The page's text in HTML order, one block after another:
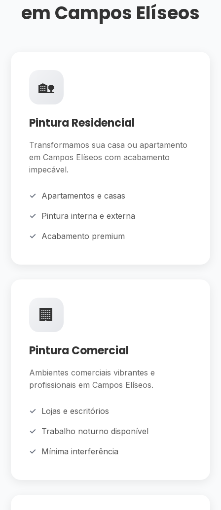
em Campos Elíseos
🏡
Pintura Residencial
Transformamos sua casa ou apartamento
em Campos Elíseos com acabamento
impecável.
Apartamentos e casas
Pintura interna e externa
Acabamento premium
🏢
Pintura Comercial
Ambientes comerciais vibrantes e
profissionais em Campos Elíseos.
Lojas e escritórios
Trabalho noturno disponível
Mínima interferência